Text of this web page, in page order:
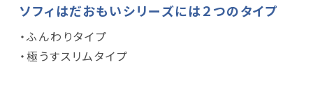
ソフィはだおもいシリーズには２つのタイプ
・ふんわりタイプ
・極うすスリムタイプ